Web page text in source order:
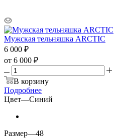
Мужская тельняшка ARCTIC
6 000 ₽
от 6 000 ₽
В корзину
Подробнее
Цвет—Синий
Размер—48